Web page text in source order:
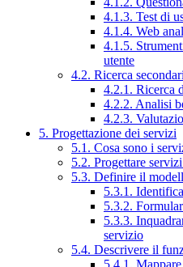
4.1.3. Test di
4.1.4. Web
4.1.5.
utente
4.2. Ricerca
4.2.1. Ricerca
4.2.2. Analisi
4.2.3.
5. Progettazione dei servizi
5.1. Cosa sono i
5.2. Progettare
5.3. Definire il
5.3.1.
5.3.2.
5.3.3.
servizio
5.4. Descrivere il
5.4.1. Mappare